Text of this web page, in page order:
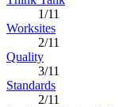
1/11
Worksites
2/11
Quality
3/11
Standards
2/11